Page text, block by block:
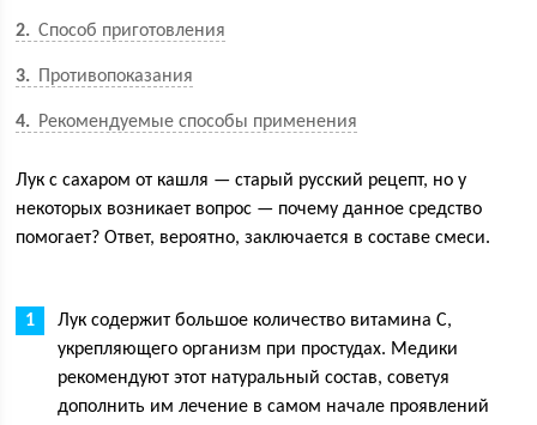
2 Способ приготовления
3 Противопоказания
4 Рекомендуемые способы применения
Лук с сахаром от кашля — старый русский рецепт, но у
некоторых возникает вопрос — почему данное средство
помогает? Ответ, вероятно, заключается в составе смеси.
Лук содержит большое количество витамина C,
укрепляющего организм при простудах. Медики
рекомендуют этот натуральный состав, советуя
дополнить им лечение в самом начале проявлений